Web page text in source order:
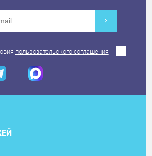
пользовательского соглашения